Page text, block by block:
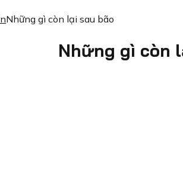
Những gì còn lại sau bão
Những gì còn